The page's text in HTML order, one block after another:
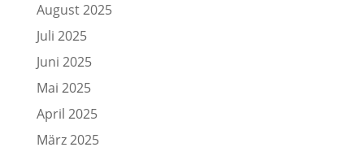
August 2025
Juli 2025
Juni 2025
Mai 2025
April 2025
März 2025